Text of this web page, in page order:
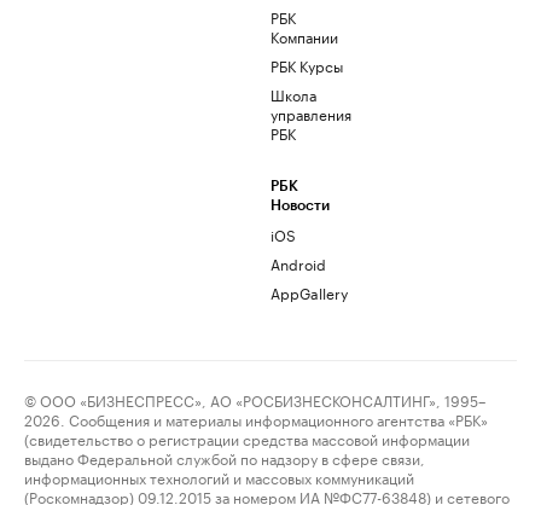
РБК
Компании
РБК Курсы
Школа
управления
РБК
РБК
Новости
iOS
Android
AppGallery
© ООО «БИЗНЕСПРЕСС», АО «РОСБИЗНЕСКОНСАЛТИНГ», 1995–
2026. Сообщения и материалы информационного агентства «РБК»
(свидетельство о регистрации средства массовой информации
выдано Федеральной службой по надзору в сфере связи,
информационных технологий и массовых коммуникаций
(Роскомнадзор) 09.12.2015 за номером ИА №ФС77-63848) и сетевого